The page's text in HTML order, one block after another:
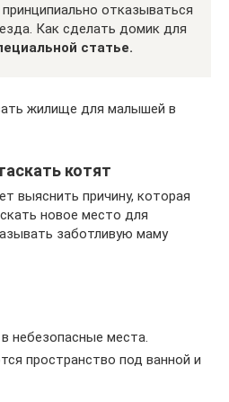
отказываться
Как сделать домик для
статье.
жилище для малышей в
котят
выяснить причину, которая
новое место для
заботливую маму
небезопасные места.
пространство под ванной и